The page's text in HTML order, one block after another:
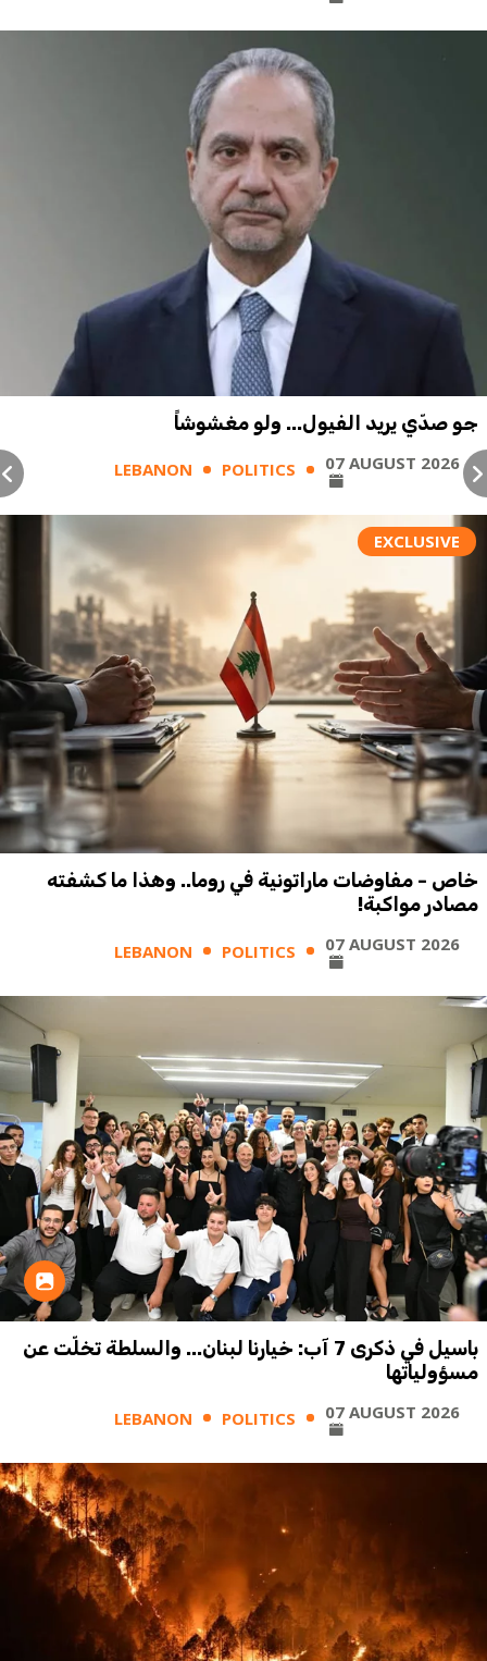
جو صدّي يريد الفيول... ولو مغشوشاً
LEBANON POLITICS 07 AUGUST 2026
EXCLUSIVE
خاص - مفاوضات ماراتونية في روما.. وهذا ما كشفته
مصادر مواكبة!
LEBANON POLITICS 07 AUGUST 2026
باسيل في ذكرى 7 آب: خيارنا لبنان... والسلطة تخلّت عن
مسؤولياتها
LEBANON POLITICS 07 AUGUST 2026